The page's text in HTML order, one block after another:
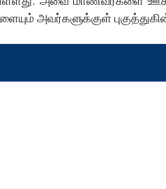
அவர்களுக்குள்